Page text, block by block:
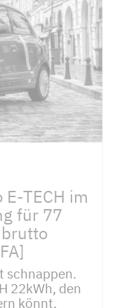
TECH im
für 77
schnappen.
22kWh, den
könnt,